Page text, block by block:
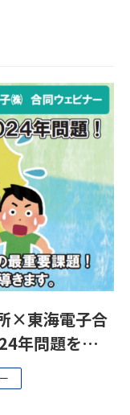
×東海電子合
年問題を解決
）